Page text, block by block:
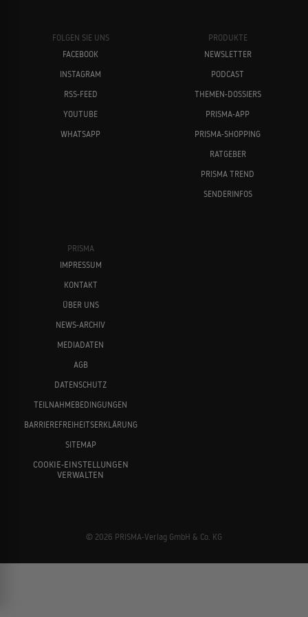
FOLGEN SIE UNS
FACEBOOK
INSTAGRAM
RSS-FEED
YOUTUBE
WHATSAPP
PRODUKTE
NEWSLETTER
PODCAST
THEMEN-DOSSIERS
PRISMA-APP
PRISMA-SHOPPING
RATGEBER
PRISMA TREND
SENDERINFOS
PRISMA
IMPRESSUM
KONTAKT
ÜBER UNS
NEWS-ARCHIV
MEDIADATEN
AGB
DATENSCHUTZ
TEILNAHMEBEDINGUNGEN
BARRIEREFREIHEITSERKLÄRUNG
SITEMAP
COOKIE-EINSTELLUNGEN
VERWALTEN
© 2026 PRISMA-Verlag GmbH & Co. KG